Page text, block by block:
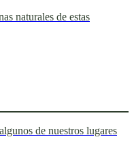
naturales de estas
de nuestros lugares